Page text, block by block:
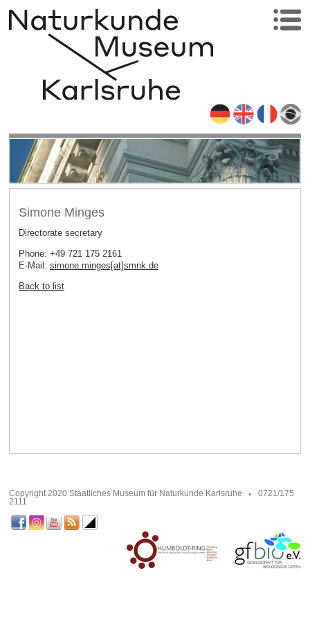
Simone Minges
Directorate secretary
Phone: +49 721 175 2161
E-Mail: simone.minges[at]smnk.de
Back to list
Copyright 2020 Staatliches Museum für Naturkunde Karlsruhe
0721/175
2111